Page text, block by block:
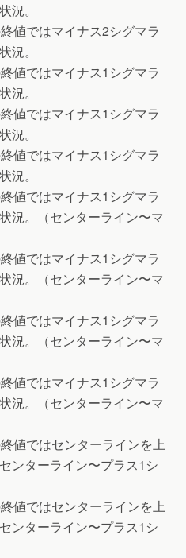
況。
値ではマイナス2シグマラ
況。
値ではマイナス1シグマラ
況。
値ではマイナス1シグマラ
況。
値ではマイナス1シグマラ
況。
値ではマイナス1シグマラ
況。（センターライン〜マ
値ではマイナス1シグマラ
況。（センターライン〜マ
値ではマイナス1シグマラ
況。（センターライン〜マ
値ではマイナス1シグマラ
況。（センターライン〜マ
値ではセンターラインを上
ンターライン〜プラス1シ
値ではセンターラインを上
ンターライン〜プラス1シ